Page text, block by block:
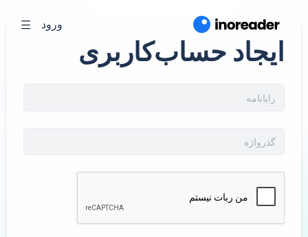
ورود
ایجاد حساب‌کاربری